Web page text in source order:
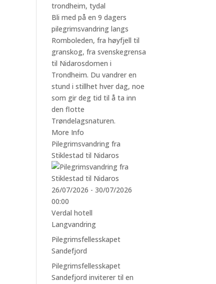
trondheim,tydal
Bli med på en 9 dagers
pilegrimsvandring langs
Romboleden, fra høyfjell til
granskog, fra svenskegrensa
til Nidarosdomen i
Trondheim. Du vandrer en
stund i stillhet hver dag, noe
som gir deg tid til å ta inn
den flotte
Trøndelagsnaturen.
More Info
Pilegrimsvandring fra
Stiklestad til Nidaros
26/07/2026 - 30/07/2026
00:00
Verdal hotell
Langvandring
Pilegrimsfellesskapet
Sandefjord
Pilegrimsfellesskapet
Sandefjord inviterer til en